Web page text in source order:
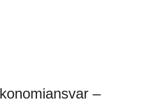
–